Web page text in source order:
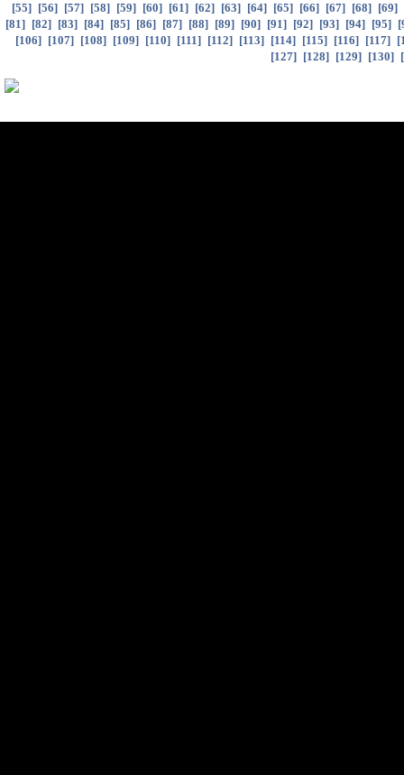
[55] [56] [57] [58] [59] [60] [61] [62] [63] [64] [65] [66] [67] [68] [69]
[81] [82] [83] [84] [85] [86] [87] [88] [89] [90] [91] [92] [93] [94] [95] [
[106] [107] [108] [109] [110] [111] [112] [113] [114] [115] [116] [117] [
[127] [128] [129] [130] [